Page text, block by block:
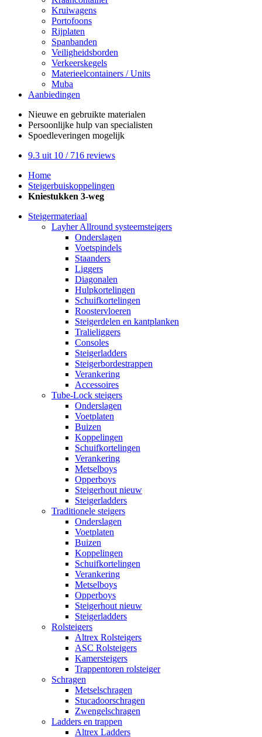
Kruiwagens
Portofoons
Rijplaten
Spanbanden
Veiligheidsborden
Verkeerskegels
Materieelcontainers / Units
Muba
Aanbiedingen
Nieuwe en gebruikte materialen
Persoonlijke hulp van specialisten
Spoedleveringen mogelijk
9.3 uit 10 / 716 reviews
Home
Steigerbuiskoppelingen
Kniestukken 3-weg
Steigermateriaal
Layher Allround systeemsteigers
Onderslagen
Voetspindels
Staanders
Liggers
Diagonalen
Hulpkortelingen
Schuifkortelingen
Roostervloeren
Steigerdelen en kantplanken
Tralieliggers
Consoles
Steigerladders
Steigerbordestrappen
Verankering
Accessoires
Tube-Lock steigers
Onderslagen
Voetplaten
Buizen
Koppelingen
Schuifkortelingen
Verankering
Metselboys
Opperboys
Steigerhout nieuw
Steigerladders
Traditionele steigers
Onderslagen
Voetplaten
Buizen
Koppelingen
Schuifkortelingen
Verankering
Metselboys
Opperboys
Steigerhout nieuw
Steigerladders
Rolsteigers
Altrex Rolsteigers
ASC Rolsteigers
Kamersteigers
Trappentoren rolsteiger
Schragen
Metselschragen
Stucadoorschragen
Zwengelschragen
Ladders en trappen
Altrex Ladders